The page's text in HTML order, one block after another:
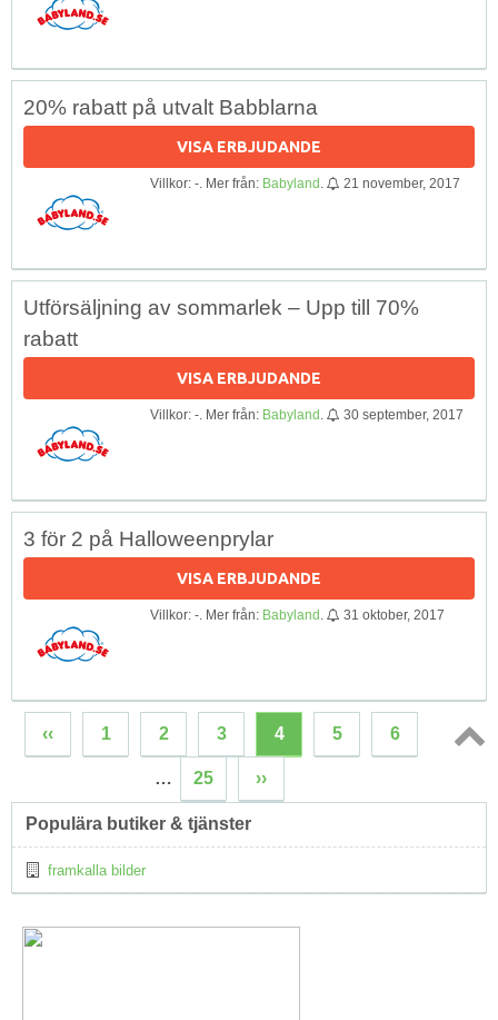
20% rabatt på utvalt Babblarna
VISA ERBJUDANDE
Villkor: -. Mer från: Babyland 21 november, 2017
Utförsäljning av sommarlek – Upp till 70%
rabatt
VISA ERBJUDANDE
Villkor: -. Mer från: Babyland 30 september, 2017
3 för 2 på Halloweenprylar
VISA ERBJUDANDE
Villkor: -. Mer från: Babyland 31 oktober, 2017
‹‹ 1 2 3 4 5 6
… 25 ››
Populära butiker & tjänster
framkalla bilder